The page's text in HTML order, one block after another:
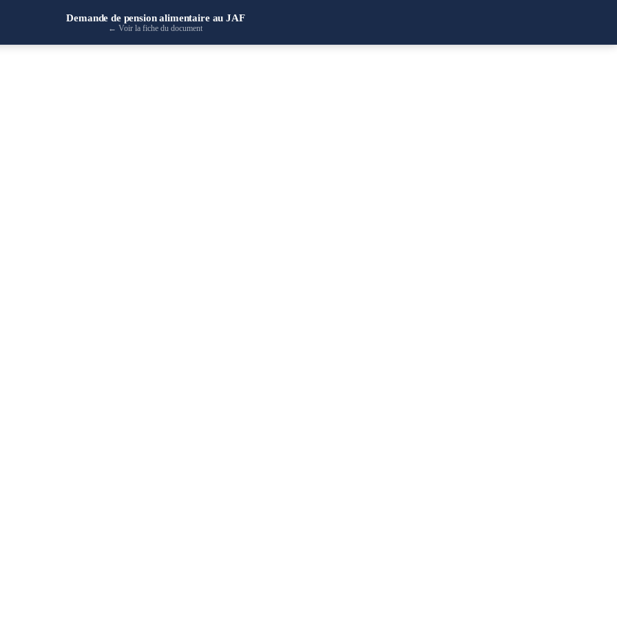
Demande de pension alimentaire au JAF
←Voir la fiche du document